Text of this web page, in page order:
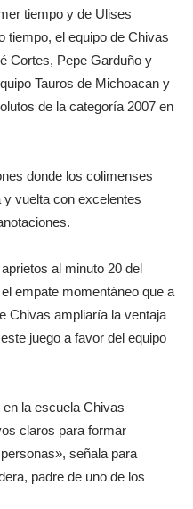
tiempo y de Ulises
tiempo, el equipo de Chivas
Cortes, Pepe Garduño y
Tauros de Michoacan y
de la categoría 2007 en
donde los colimenses
y vuelta con excelentes
al minuto 20 del
empate momentáneo que a
Chivas ampliaría la ventaja
juego a favor del equipo
la escuela Chivas
claros para formar
señala para
padre de uno de los